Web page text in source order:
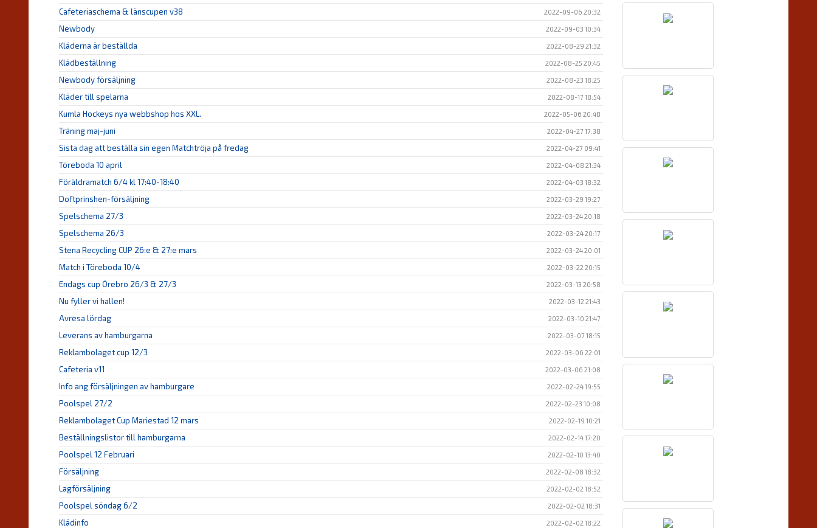
Cafeteriaschema & länscupen v38 2022-09-06 20:32
Newbody 2022-09-03 10:34
Kläderna är beställda 2022-08-29 21:32
Klädbeställning 2022-08-25 20:45
Newbody försäljning 2022-08-23 18:25
Kläder till spelarna 2022-08-17 18:54
Kumla Hockeys nya webbshop hos XXL. 2022-05-06 20:48
Träning maj-juni 2022-04-27 17:38
Sista dag att beställa sin egen Matchtröja på fredag 2022-04-27 09:41
Töreboda 10 april 2022-04-08 21:34
Föräldramatch 6/4 kl 17:40-18:40 2022-04-03 18:32
Doftprinshen-försäljning 2022-03-29 19:27
Spelschema 27/3 2022-03-24 20:18
Spelschema 26/3 2022-03-24 20:17
Stena Recycling CUP 26:e & 27:e mars 2022-03-24 20:01
Match i Töreboda 10/4 2022-03-22 20:15
Endags cup Örebro 26/3 & 27/3 2022-03-13 20:58
Nu fyller vi hallen! 2022-03-12 21:43
Avresa lördag 2022-03-10 21:47
Leverans av hamburgarna 2022-03-07 18:15
Reklambolaget cup 12/3 2022-03-06 22:01
Cafeteria v11 2022-03-06 21:08
Info ang försäljningen av hamburgare 2022-02-24 19:55
Poolspel 27/2 2022-02-23 10:08
Reklambolaget Cup Mariestad 12 mars 2022-02-19 10:21
Beställningslistor till hamburgarna 2022-02-14 17:20
Poolspel 12 Februari 2022-02-10 13:40
Försäljning 2022-02-08 18:32
Lagförsäljning 2022-02-02 18:52
Poolspel söndag 6/2 2022-02-02 18:31
Klädinfo 2022-02-02 18:22